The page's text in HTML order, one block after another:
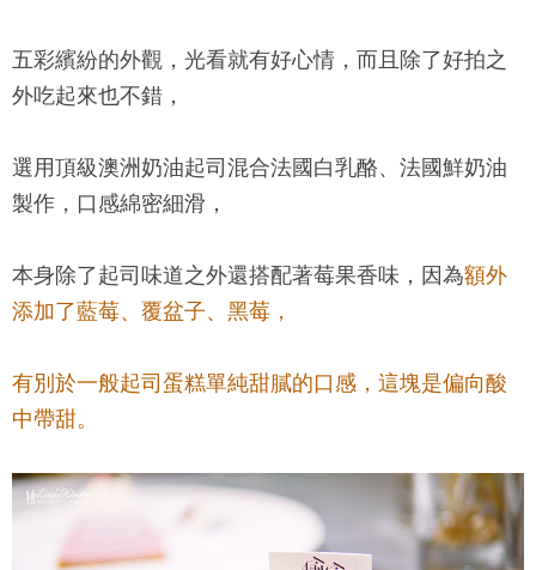
五彩繽紛的外觀，光看就有好心情，而且除了好拍之
外吃起來也不錯，
選用頂級澳洲奶油起司混合法國白乳酪、法國鮮奶油
製作，口感綿密細滑，
本身除了起司味道之外還搭配著莓果香味，因為額外
添加了藍莓、覆盆子、黑莓，
有別於一般起司蛋糕單純甜膩的口感，這塊是偏向酸
中帶甜。